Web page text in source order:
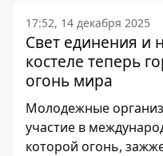
17:52, 14 декабря 2025
Свет единения и
костеле теперь
огонь мира
Молодежные
участие в
которой огонь,